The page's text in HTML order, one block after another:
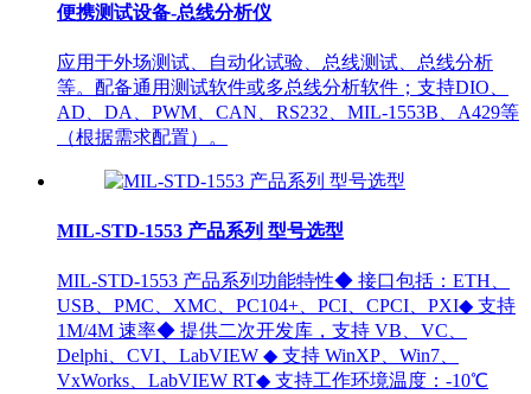
便携测试设备-总线分析仪
应用于外场测试、自动化试验、总线测试、总线分析
等。配备通用测试软件或多总线分析软件；支持DIO、
AD、DA、PWM、CAN、RS232、MIL-1553B、A429等
（根据需求配置）。
MIL-STD-1553 产品系列 型号选型
MIL-STD-1553 产品系列功能特性◆ 接口包括：ETH、
USB、PMC、XMC、PC104+、PCI、CPCI、PXI◆ 支持
1M/4M 速率◆ 提供二次开发库，支持 VB、VC、
Delphi、CVI、LabVIEW ◆ 支持 WinXP、Win7、
VxWorks、LabVIEW RT◆ 支持工作环境温度：-10℃